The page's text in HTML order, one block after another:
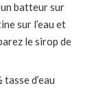
batteur sur
sur l’eau et
le sirop de
d’eau